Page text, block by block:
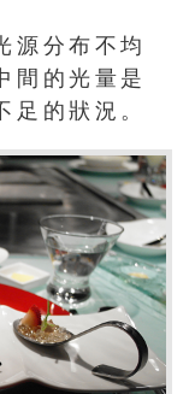
源分布不均
間的光量是
足的狀況。